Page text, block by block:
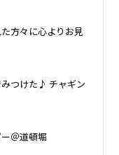
方々に心よりお見
つけた♪ チャギン
＠道頓堀